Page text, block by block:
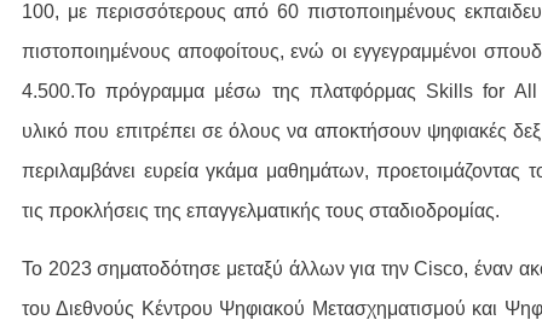
100, με περισσότερους από 60 πιστοποιημένους
πιστοποιημένους αποφοίτους, ενώ οι εγγεγραμμένοι
4.500.Το πρόγραμμα μέσω της πλατφόρμας Skills for All
υλικό που επιτρέπει σε όλους να αποκτήσουν ψηφιακές
περιλαμβάνει ευρεία γκάμα μαθημάτων, προετοιμάζοντας
τις προκλήσεις της επαγγελματικής τους σταδιοδρομίας.
Το 2023 σηματοδότησε μεταξύ άλλων για την Cisco, έναν
του Διεθνούς Κέντρου Ψηφιακού Μετασχηματισμού και